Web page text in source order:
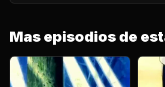
Mas episodios de